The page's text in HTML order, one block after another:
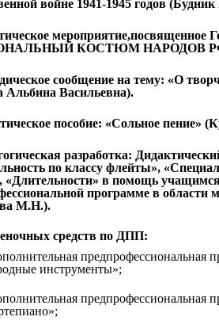
войне 1941-1945 годов
мероприятие,посвященное
КОСТЮМ НАРОДОВ
сообщение на тему: «О
Альбина Васильевна).
пособие: «Сольное пение»
разработка:
по классу флейты»,
«Длительности» в помощь
программе в области
М.Н.).
средств по ДПП:
предпрофессиональная
инструменты»;
предпрофессиональная